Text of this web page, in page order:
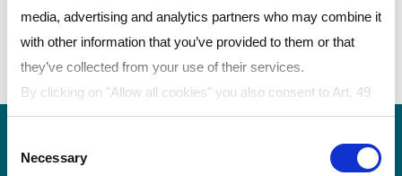
media, advertising and analytics partners who may combine it
with other information that you’ve provided to them or that
they’ve collected from your use of their services.
By clicking on "Allow all cookies" you also consent to Art. 49
para. 1 sentence 1 lit a GDPR that your data will be
processed in the USA. The United States is judged by the
European Court of Justice to be a country with an inadequate
Selection
Necessary
LEXAN ™ 필름 - 전기 필름
LEXAN ™ 필름 - 코팅 필름
LEXAN™ 필름 - Digital Print Films